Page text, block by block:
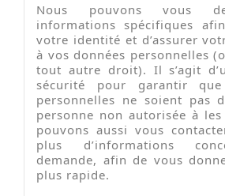
Nous pouvons vous
informations spécifiques
votre identité et d’assurer
à vos données personnelles
tout autre droit). Il s’agit
sécurité pour garantir
personnelles ne soient pas
personne non autorisée à
pouvons aussi vous
plus d’informations
demande, afin de vous
plus rapide.